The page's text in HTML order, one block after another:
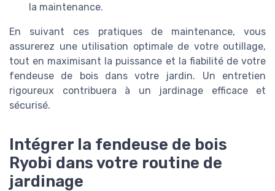
la maintenance.
En suivant ces pratiques de maintenance, vous
assurerez une utilisation optimale de votre outillage,
tout en maximisant la puissance et la fiabilité de votre
fendeuse de bois dans votre jardin. Un entretien
rigoureux contribuera à un jardinage efficace et
sécurisé.
Intégrer la fendeuse de bois
Ryobi dans votre routine de
jardinage